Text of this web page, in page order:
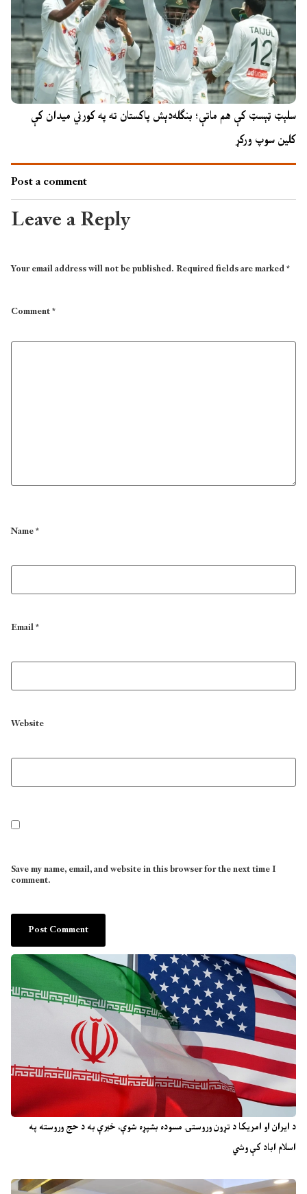
د ایران او امریکا د تړون وروستۍ مسوده بشپړه شوې، خبرې به د حج وروسته په
اسلام اباد کې وشي
سلېټ ټېسټ کې هم ماتې؛ بنګله‌دېش پاکستان ته په کورني میدان کې
کلین سوپ ورکړ
Post a comment
Leave a Reply
Your email address will not be published.Required fields are marked*
Comment*
Name*
Email*
Website
Save my name, email, and website in this browser for the next time I
comment.